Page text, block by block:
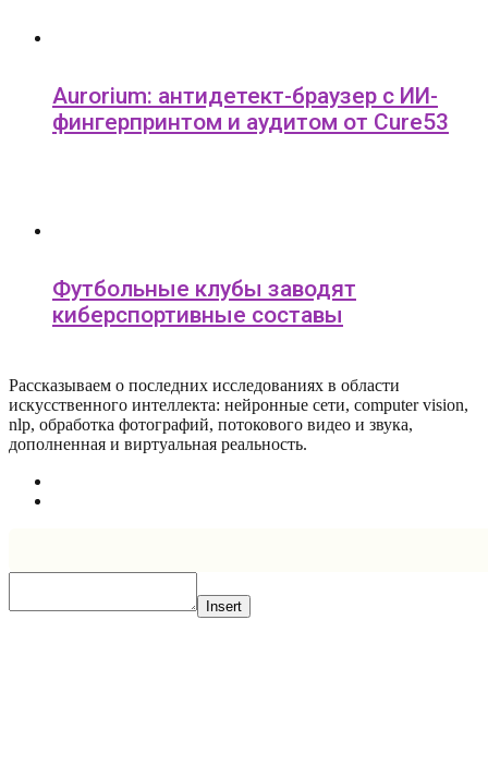
Aurorium: антидетект-браузер с ИИ-
фингерпринтом и аудитом от Cure53
Футбольные клубы заводят
киберспортивные составы
Рассказываем о последних исследованиях в области
искусcтвенного интеллекта: нейронные сети, computer vision,
nlp, обработка фотографий, потокового видео и звука,
дополненная и виртуальная реальность.
Insert